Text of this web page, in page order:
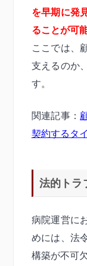
を早期に発
ることが可
ここでは、
支えるのか
す。
関連記事：
契約するタ
法的トラ
病院運営に
めには、法
構築が不可